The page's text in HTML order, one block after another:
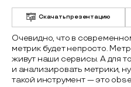
Скачать презентацию
Очевидно, что в
метрик будет непросто.
живут наши сервисы. А для
и анализировать метрики,
такой инструмент — это